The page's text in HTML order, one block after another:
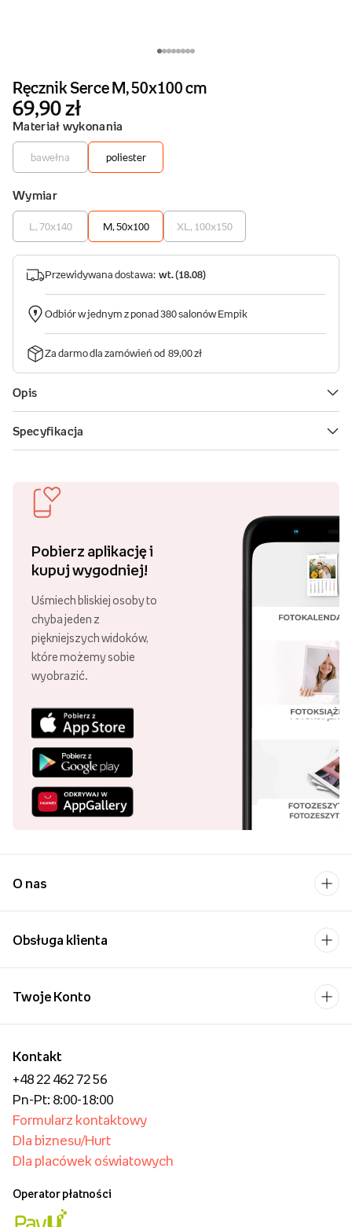
Pobierz aplikację i
kupuj wygodniej!
Uśmiech bliskiej osoby to
chyba jeden z
piękniejszych widoków,
które możemy sobie
wyobrazić.
O nas
Obsługa klienta
Kontakt
+48 22 462 72 56
Pn-Pt: 8:00-18:00
Formularz kontaktowy
Dla biznesu/Hurt
Dla placówek oświatowych
Operator płatności
Twoje Konto